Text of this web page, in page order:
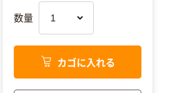
数量
カゴに入れる